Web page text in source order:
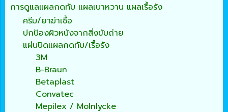
การดูแลแผลกดทับ แผลเบาหวาน แผลเรื้อรัง
ครีม/ยาฆ่าเชื้อ
ปกป้องผิวหนังจากสิ่งขับถ่าย
แผ่นปิดแผลกดทับ/เรื้อรัง
3M
B-Braun
Betaplast
Convatec
Mepilex / Molnlycke